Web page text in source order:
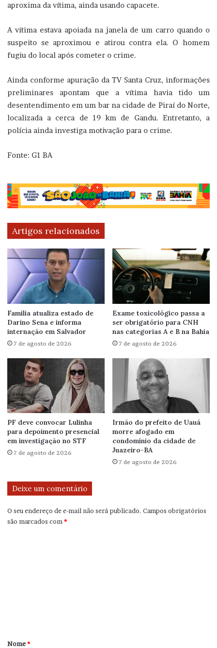
aproxima da vítima, ainda usando capacete.
A vítima estava apoiada na janela de um carro quando o
suspeito se aproximou e atirou contra ela. O homem
fugiu do local após cometer o crime.
Ainda conforme apuração da TV Santa Cruz, informações
preliminares apontam que a vítima havia tido um
desentendimento em um bar na cidade de Piraí do Norte,
localizada a cerca de 19 km de Gandu. Entretanto, a
polícia ainda investiga motivação para o crime.
Fonte: G1 BA
Artigos relacionados
Família atualiza estado de
Darino Sena e informa
internação em Salvador
7 de agosto de 2026
Exame toxicológico passa a
ser obrigatório para CNH
nas categorias A e B na Bahia
7 de agosto de 2026
PF deve convocar Lulinha
para depoimento presencial
em investigação no STF
7 de agosto de 2026
Irmão do prefeito de Uauá
morre afogado em
condomínio da cidade de
Juazeiro-BA
7 de agosto de 2026
Deixe um comentário
O seu endereço de e-mail não será publicado. Campos obrigatórios
são marcados com *
r
Nome*